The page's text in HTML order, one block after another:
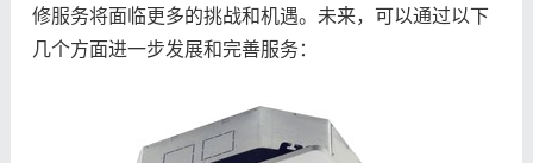
修服务将面临更多的挑战和机遇。未来，可以通过以下
几个方面进一步发展和完善服务：